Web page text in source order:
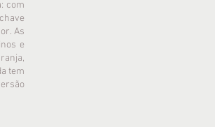
com
As
e
tem